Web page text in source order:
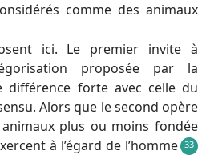
comme des animaux
ici. Le premier invite à
proposée par la
différence forte avec celle du
Alors que le second opère
plus ou moins fondée
à l’égard de l’homme 33